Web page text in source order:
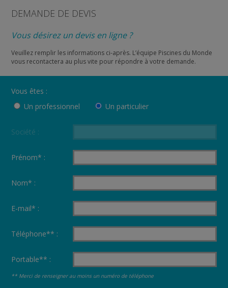
DEMANDE DE DEVIS
Vous désirez un devis en ligne ?
Veuillez remplir les informations ci-après. L’équipe Piscines du Monde
vous recontactera au plus vite pour répondre à votre demande.
Vous êtes :
Un professionnel
Un particulier
Société :
Prénom* :
Nom* :
E-mail* :
Téléphone** :
Portable** :
** Merci de renseigner au moins un numéro de téléphone